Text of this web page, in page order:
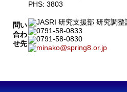
PHS: 3803
問い
合わ
せ先
JASRI 研究支援部 研究調
0791-58-0833
0791-58-0830
minako@spring8.or.jp